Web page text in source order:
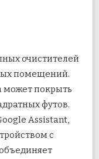
очистителей
помещений.
может покрыть
футов.
Assistant,
с